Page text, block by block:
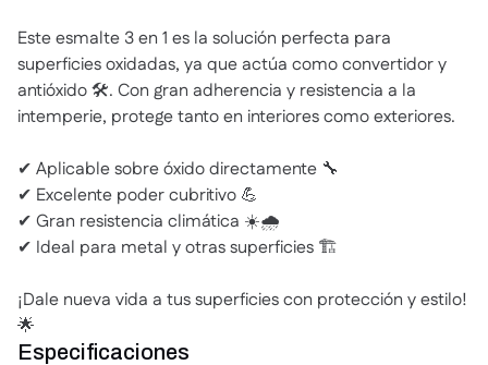
Este esmalte 3 en 1 es la solución perfecta para
superficies oxidadas, ya que actúa como convertidor y
antióxido 🛠️. Con gran adherencia y resistencia a la
intemperie, protege tanto en interiores como exteriores.
✔ Aplicable sobre óxido directamente 🔧
✔ Excelente poder cubritivo 💪
✔ Gran resistencia climática ☀️🌧️
✔ Ideal para metal y otras superficies 🏗️
¡Dale nueva vida a tus superficies con protección y estilo!
🌟
Especificaciones